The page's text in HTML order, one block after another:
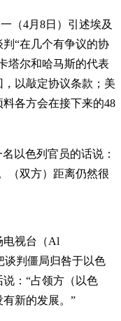
（4月8日）引述埃及
“在几个有争议的协
塔尔和哈马斯的代表
以敲定协议条款；美
各方会在接下来的48
以色列官员的话说：
（双方）距离仍然很
电视台（Al
谈判僵局归咎于以色
：“占领方（以色
新的发展。”